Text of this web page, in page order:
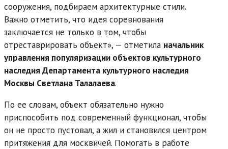
сооружения, подбираем архитектурные стили.
Важно отметить, что идея соревнования
заключается не только в том, чтобы
отреставрировать объект», — отметила начальник
управления популяризации объектов культурного
наследия Департамента культурного наследия
Москвы Светлана Талалаева.
По ее словам, объект обязательно нужно
приспособить под современный функционал, чтобы
он не просто пустовал, а жил и становился центром
притяжения для москвичей. Помогать в работе